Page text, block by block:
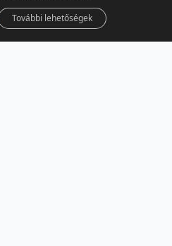
További lehetőségek